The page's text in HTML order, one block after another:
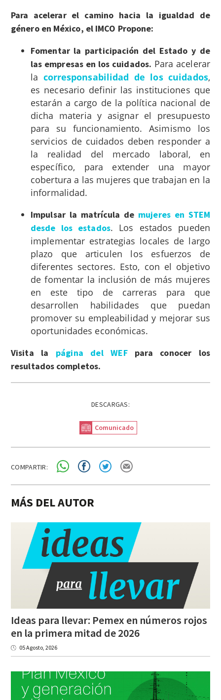
Para acelerar el camino hacia la igualdad de
género en México, el IMCO Propone:
Fomentar la participación del Estado y de
las empresas en los cuidados. Para acelerar
la corresponsabilidad de los cuidados,
es necesario definir las instituciones que
estarán a cargo de la política nacional de
dicha materia y asignar el presupuesto
para su funcionamiento. Asimismo los
servicios de cuidados deben responder a
la realidad del mercado laboral, en
específico, para extender una mayor
cobertura a las mujeres que trabajan en la
informalidad.
Impulsar la matrícula de mujeres en STEM
desde los estados. Los estados pueden
implementar estrategias locales de largo
plazo que articulen los esfuerzos de
diferentes sectores. Esto, con el objetivo
de fomentar la inclusión de más mujeres
en este tipo de carreras para que
desarrollen habilidades que puedan
promover su empleabilidad y mejorar sus
oportunidades económicas.
Visita la página del WEFpara conocer los
resultados completos.
DESCARGAS:
Comunicado
COMPARTIR:
MÁS DEL AUTOR
Ideas para llevar: Pemex en números rojos
en la primera mitad de 2026
05 Agosto, 2026